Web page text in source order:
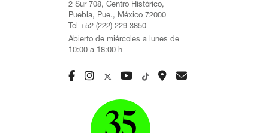
2 Sur 708, Centro Histórico,
Puebla, Pue., México 72000
Tel +52 (222) 229 3850
Abierto de miércoles a lunes de
10:00 a 18:00 h